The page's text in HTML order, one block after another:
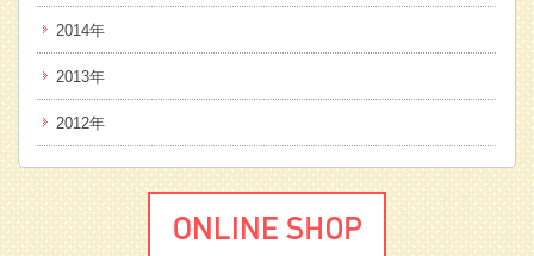
2014年
2013年
2012年